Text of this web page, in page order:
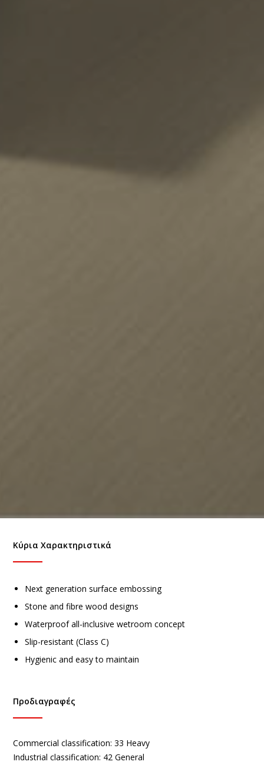
Κύρια Χαρακτηριστικά
Next generation surface embossing
Stone and fibre wood designs
Waterproof all-inclusive wetroom concept
Slip-resistant (Class C)
Hygienic and easy to maintain
Προδιαγραφές
Commercial classification:33 Heavy
Industrial classification: 42 General